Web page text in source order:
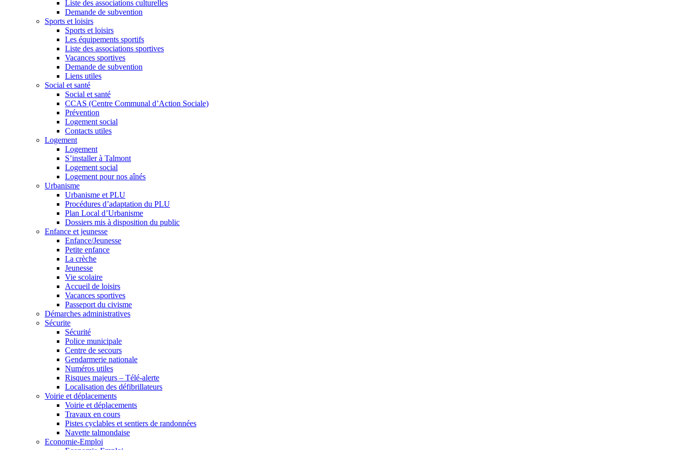
Liste des associations culturelles
Demande de subvention
Sports et loisirs
Sports et loisirs
Les équipements sportifs
Liste des associations sportives
Vacances sportives
Demande de subvention
Liens utiles
Social et santé
Social et santé
CCAS (Centre Communal d’Action Sociale)
Prévention
Logement social
Contacts utiles
Logement
Logement
S’installer à Talmont
Logement social
Logement pour nos aînés
Urbanisme
Urbanisme et PLU
Procédures d’adaptation du PLU
Plan Local d’Urbanisme
Dossiers mis à disposition du public
Enfance et jeunesse
Enfance/Jeunesse
Petite enfance
La crèche
Jeunesse
Vie scolaire
Accueil de loisirs
Vacances sportives
Passeport du civisme
Démarches administratives
Sécurite
Sécurité
Police municipale
Centre de secours
Gendarmerie nationale
Numéros utiles
Risques majeurs – Télé-alerte
Localisation des défibrillateurs
Voirie et déplacements
Voirie et déplacements
Travaux en cours
Pistes cyclables et sentiers de randonnées
Navette talmondaise
Economie-Emploi